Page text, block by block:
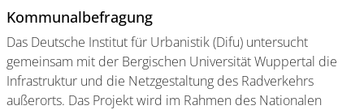
Kommunalbefragung
Das Deutsche Institut für Urbanistik (Difu) untersucht
gemeinsam mit der Bergischen Universität Wuppertal die
Infrastruktur und die Netzgestaltung des Radverkehrs
außerorts. Das Projekt wird im Rahmen des Nationalen